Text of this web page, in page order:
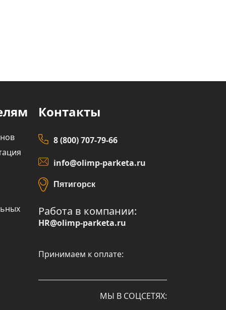
Контакты
8 (800) 707-79-66
info@olimp-parketa.ru
Пятигорск
Работа в компании:
HR@olimp-parketa.ru
Принимаем к оплате:
МЫ В СОЦСЕТЯХ: